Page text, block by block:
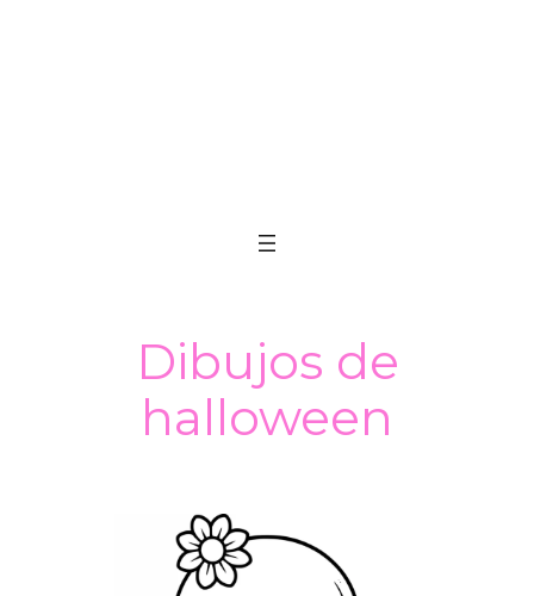
Dibujos de
halloween